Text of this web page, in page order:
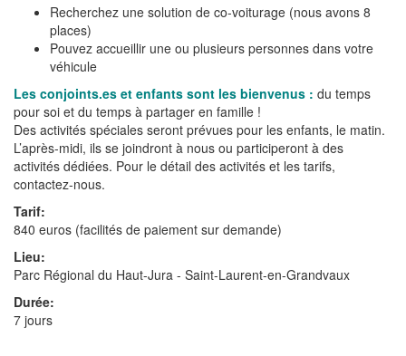
Recherchez une solution de co-voiturage (nous avons 8
places)
Pouvez accueillir une ou plusieurs personnes dans votre
véhicule
Les conjoints.es et enfants sont les bienvenus : du temps
pour soi et du temps à partager en famille !
Des activités spéciales seront prévues pour les enfants, le matin.
L’après-midi, ils se joindront à nous ou participeront à des
activités dédiées. Pour le détail des activités et les tarifs,
contactez-nous.
Tarif:
840 euros (facilités de paiement sur demande)
Lieu:
Parc Régional du Haut-Jura - Saint-Laurent-en-Grandvaux
Durée:
7 jours